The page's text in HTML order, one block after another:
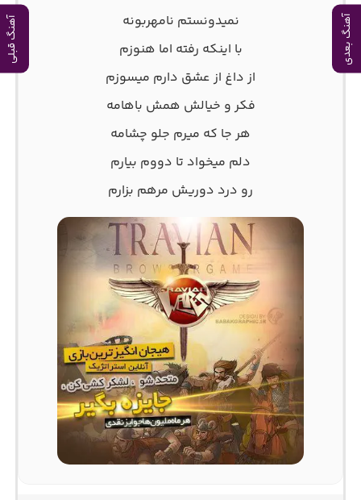
آهنگ بعدی آهنگ قبلی
نمیدونستم نامهربونه
با اینکه رفته اما هنوزم
از داغ از عشق دارم میسوزم
فکر و خیالش همش باهامه
هر جا که میرم جلو چشامه
دلم میخواد تا دووم بیارم
رو درد دوریش مرهم بزارم